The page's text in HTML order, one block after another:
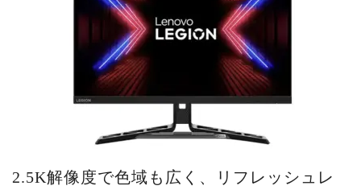
2.5K解像度で色域も広く、リフレッシュレ